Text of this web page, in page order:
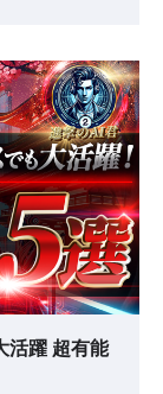
活躍 超有能